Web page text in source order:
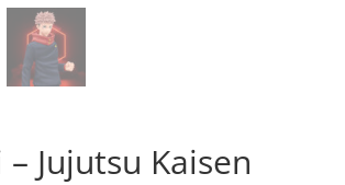
Jujutsu Kaisen